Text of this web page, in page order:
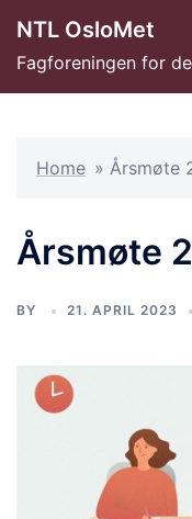
innhold
NTL OsloMet
Fagforeningen for
Home » Årsmøte
Årsmøte
BY 21. APRIL 2023